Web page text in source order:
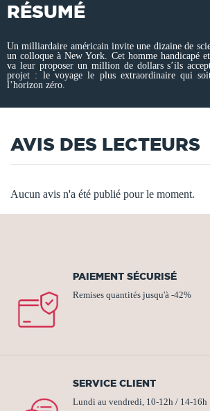
RÉSUMÉ
Un milliardaire américain invite une dizaine de
un colloque à New York. Cet homme handicapé
va leur proposer un million de dollars s’ils
projet : le voyage le plus extraordinaire qui
l’horizon zéro.
AVIS DES LECTEURS
Aucun avis n'a été publié pour le moment.
PAIEMENT SÉCURISÉ
Remises quantités jusqu'à -42%
SERVICE CLIENT
Lundi au vendredi, 10-12h / 14-16h